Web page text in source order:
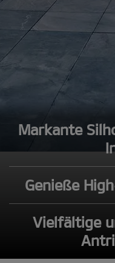
Markante
Genieße
Vielfältige